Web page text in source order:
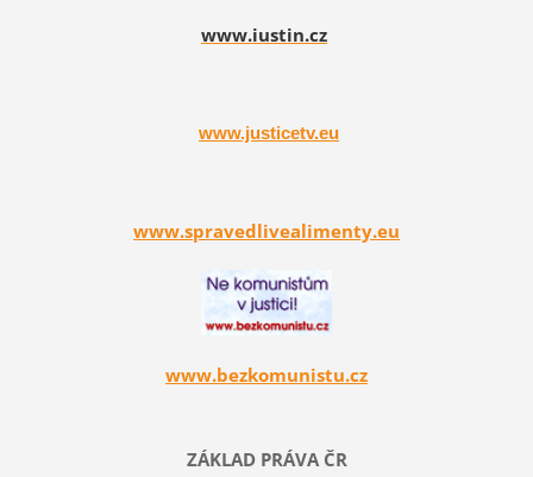
www.iustin.cz
www.justicetv.eu
www.spravedlivealimenty.eu
www.bezkomunistu.cz
ZÁKLAD PRÁVA ČR